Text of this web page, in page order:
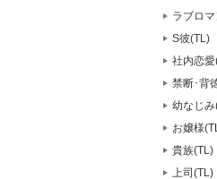
ラブロ
S彼(TL)
社内恋
禁断･背
幼なじ
お嬢様
貴族(TL)
上司(TL)